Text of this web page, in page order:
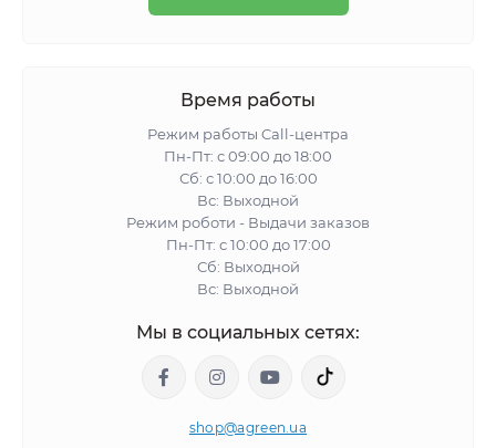
Время работы
Режим работы Call-центра
Пн-Пт: с 09:00 до 18:00
Сб: с 10:00 до 16:00
Вс: Выходной
Режим роботи - Выдачи заказов
Пн-Пт: с 10:00 до 17:00
Сб: Выходной
Вс: Выходной
Мы в социальных сетях:
shop@agreen.ua